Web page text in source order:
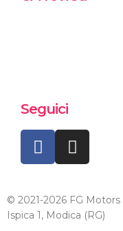
Seguici
© 2021-2026 FG
Ispica 1, Modica (RG)